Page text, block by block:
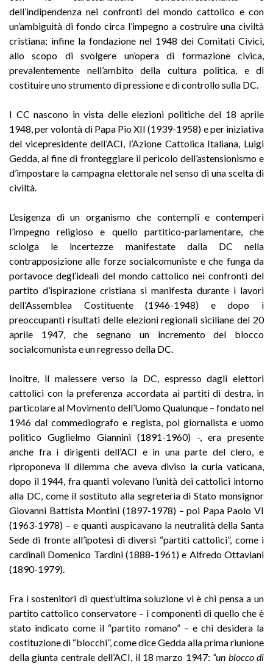
dell’indipendenza nei confronti del mondo cattolico e con
un’ambiguità di fondo circa l’impegno a costruire una civiltà
cristiana; infine la fondazione nel 1948 dei Comitati Civici,
allo scopo di svolgere un’opera di formazione civica,
prevalentemente nell’ambito della cultura politica, e di
costituire uno strumento di pressione e di controllo sulla DC.
I CC nascono in vista delle elezioni politiche del 18 aprile
1948, per volontà di Papa Pio XII (1939-1958) e per iniziativa
del vicepresidente dell’ACI, l’Azione Cattolica Italiana, Luigi
Gedda, al fine di fronteggiare il pericolo dell’astensionismo e
d’impostare la campagna elettorale nel senso di una scelta di
civiltà.
L’esigenza di un organismo che contempli e contemperi
l’impegno religioso e quello partitico-parlamentare, che
sciolga le incertezze manifestate dalla DC nella
contrapposizione alle forze socialcomuniste e che funga da
portavoce degl’ideali del mondo cattolico nei confronti del
partito d’ispirazione cristiana si manifesta durante i lavori
dell’Assemblea Costituente (1946-1948) e dopo i
preoccupanti risultati delle elezioni regionali siciliane del 20
aprile 1947, che segnano un incremento del blocco
socialcomunista e un regresso della DC.
Inoltre, il malessere verso la DC, espresso dagli elettori
cattolici con la preferenza accordata ai partiti di destra, in
particolare al Movimento dell’Uomo Qualunque – fondato nel
1946 dal commediografo e regista, poi giornalista e uomo
politico Guglielmo Giannini (1891-1960) -, era presente
anche fra i dirigenti dell’ACI e in una parte del clero, e
riproponeva il dilemma che aveva diviso la curia vaticana,
dopo il 1944, fra quanti volevano l’unità dei cattolici intorno
alla DC, come il sostituto alla segreteria di Stato monsignor
Giovanni Battista Montini (1897-1978) – poi Papa Paolo VI
(1963-1978) – e quanti auspicavano la neutralità della Santa
Sede di fronte all’ipotesi di diversi “partiti cattolici”, come i
cardinali Domenico Tardini (1888-1961) e Alfredo Ottaviani
(1890-1979).
Fra i sostenitori di quest’ultima soluzione vi è chi pensa a un
partito cattolico conservatore – i componenti di quello che è
stato indicato come il “partito romano” – e chi desidera la
costituzione di “blocchi”, come dice Gedda alla prima riunione
della giunta centrale dell’ACI, il 18 marzo 1947: “un blocco di